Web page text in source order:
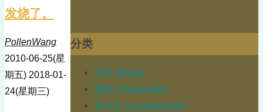
发烧了。
PollenWang
2010-06-25(星
期五) 2018-01-
24(星期三)
分类
写作 Writing
摄影 Photography
未分类 Uncategorized